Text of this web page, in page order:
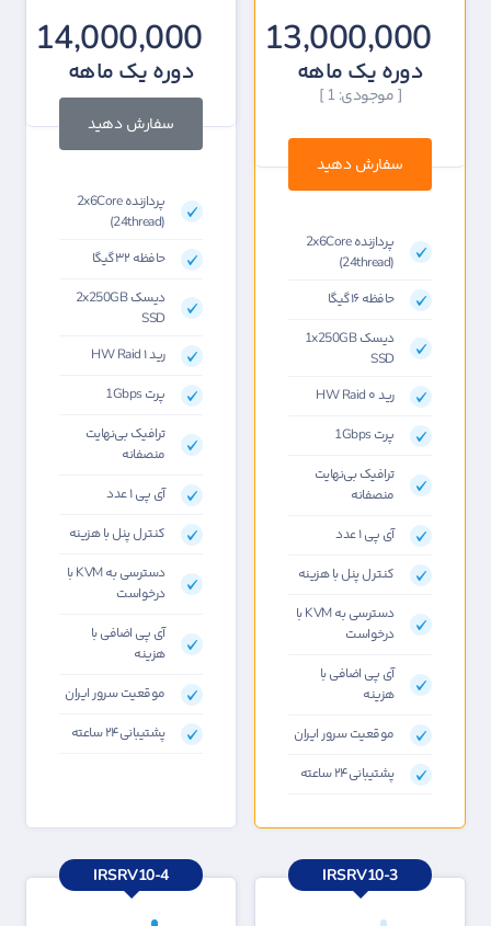
13,000,000
دوره یک ماهه
[ موجودی: 1 ]
سفارش دهید
پردازنده 2x6Core
(24thread)
حافظه ۱۶گیگا
دیسک 1x250GB
SSD
رید HW Raid ۰
پرت 1Gbps
ترافیک بی‌نهایت
منصفانه
آی پی ۱ عدد
کنترل پنل با هزینه
دسترسی به KVM با
درخواست
آی پی اضافی با
هزینه
موقعیت سرور ایران
پشتیبانی۲۴ ساعته
14,000,000
دوره یک ماهه
سفارش دهید
پردازنده 2x6Core
(24thread)
حافظه ۳۲گیگا
دیسک 2x250GB
SSD
رید HW Raid ۱
پرت 1Gbps
ترافیک بی‌نهایت
منصفانه
آی پی ۱ عدد
کنترل پنل با هزینه
دسترسی به KVM با
درخواست
آی پی اضافی با
هزینه
موقعیت سرور ایران
پشتیبانی۲۴ ساعته
IRSRV10-3
IRSRV10-4